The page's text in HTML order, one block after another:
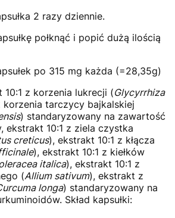
2 razy dziennie.
połknąć i popić dużą ilością
po 315 mg każda (=28,35g)
10:1 z korzenia lukrecji (Glycyrrhiza
tarczycy bajkalskiej
) standaryzowany na zawartość
ekstrakt 10:1 z ziela czystka
creticus), ekstrakt 10:1 z kłącza
), ekstrakt 10:1 z kiełków
italica), ekstrakt 10:1 z
(Allium sativum), ekstrakt z
longa) standaryzowany na
Skład kapsułki: